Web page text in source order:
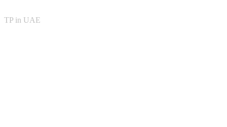
TP in UAE